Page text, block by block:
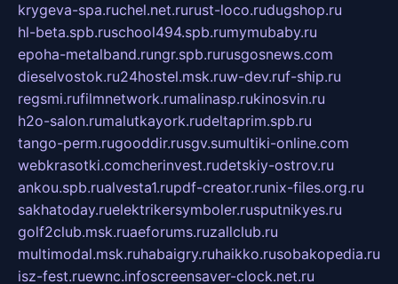
krygeva-spa.ruchel.net.rurust-loco.rudugshop.ru
hl-beta.spb.ruschool494.spb.rumymubaby.ru
epoha-metalband.rungr.spb.rurusgosnews.com
dieselvostok.ru24hostel.msk.ruw-dev.ruf-ship.ru
regsmi.rufilmnetwork.rumalinasp.rukinosvin.ru
h2o-salon.rumalutkayork.rudeltaprim.spb.ru
tango-perm.rugooddir.rusgv.sumultiki-online.com
webkrasotki.comcherinvest.rudetskiy-ostrov.ru
ankou.spb.rualvesta1.rupdf-creator.runix-files.org.ru
sakhatoday.ruelektrikersymboler.rusputnikyes.ru
golf2club.msk.ruaeforums.ruzallclub.ru
multimodal.msk.ruhabaigry.ruhaikko.rusobakopedia.ru
isz-fest.ruewnc.infoscreensaver-clock.net.ru